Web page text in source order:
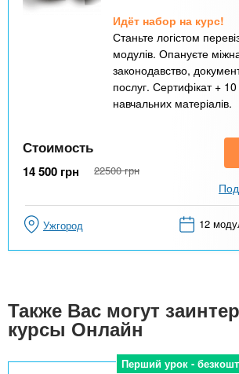
Идёт набор на курс!
Станьте логістом
модулів. Опануєте
законодавство,
послуг. Сертифікат +
навчальних матеріалів.
Стоимость
14 500 грн 22500 грн
Ужгород 12
Также Вас могут
курсы Онлайн
Перший урок -
Перший урок -